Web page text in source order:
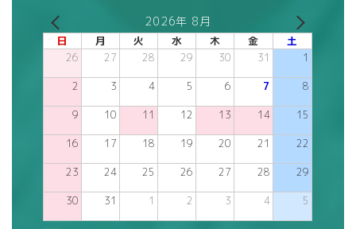
2026年 8月
日 月 火 水 木 金 土
26 27 28 29 30 31 1
2 3 4 5 6 7 8
9 10 11 12 13 14 15
16 17 18 19 20 21 22
23 24 25 26 27 28 29
30 31 1 2 3 4 5